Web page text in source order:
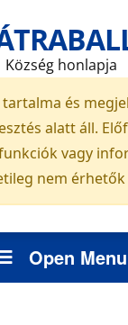
Község honlapja
és
alatt áll.
vagy
nem érhetők
Open Menu